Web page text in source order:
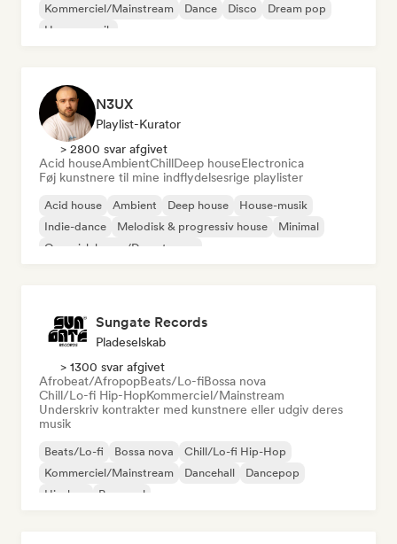
Kommerciel/Mainstream
Dance Disco
Dream pop
House-musik
N3UX
Playlist-Kurator
> 2800 svar afgivet
Acid houseAmbientChillDeep houseElectronica
Føj kunstnere til mine indflydelsesrige playlister
Acid house Ambient Deep house
House-musik
Indie-dance
Melodisk & progressiv house
Minimal
Organisk house/Downtempo
Sungate Records
Pladeselskab
> 1300 svar afgivet
Afrobeat/AfropopBeats/Lo-fiBossa nova
Chill/Lo-fi Hip-HopKommerciel/Mainstream
Underskriv kontrakter med kunstnere eller udgiv deres
musik
Beats/Lo-fi Bossa nova
Chill/Lo-fi Hip-Hop
Kommerciel/Mainstream
Dancehall
Dancepop
Hip-hop
Pop-soul